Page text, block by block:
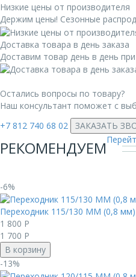
Низкие цены от производителя
Держим цены! Сезонные
Доставка товара в день заказа
Доставим товар день в день
Остались вопросы по товару?
Наш консультант поможет с
+7 812 740 68 02
ЗАКАЗАТЬ
РЕКОМЕНДУЕМ
-6%
Переходник 115/130 ММ (0,8
1 800 Р
1 700 Р
В корзину
-13%